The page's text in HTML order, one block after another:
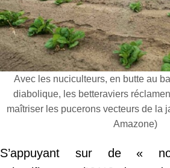
Avec les nuciculteurs, en butte au
diabolique, les betteraviers
maîtriser les pucerons vecteurs de la
Amazone)
S’appuyant sur de «